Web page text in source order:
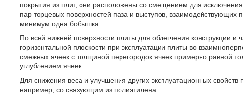
покрытия из плит, они расположены со смещением для
пар торцевых поверхностей паза и выступов, взаимодействующих
минимум одна бобышка.
По всей нижней поверхности плиты для облегчения конструкции
горизонтальной плоскости при эксплуатации плиты во
смежных ячеек с толщиной перегородок ячеек примерно равной
углублением ячеек.
Для снижения веса и улучшения других эксплуатационных
например, со связующим из полиэтилена.